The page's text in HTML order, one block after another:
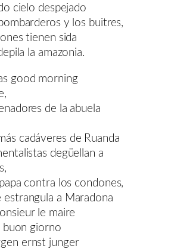
cielo despejado
y los buitres,
tienen sida
la amazonia.
good morning
de la abuela
cadáveres de Ruanda
degüellan a
contra los condones,
estrangula a Maradona
le maire
buon giorno
ernst junger